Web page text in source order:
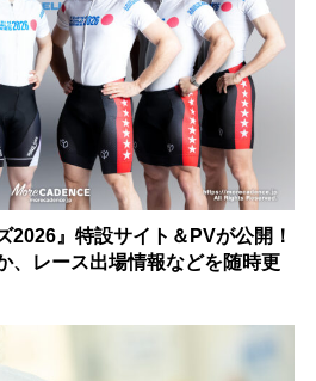
2026』特設サイト＆PVが公開！
、レース出場情報などを随時更